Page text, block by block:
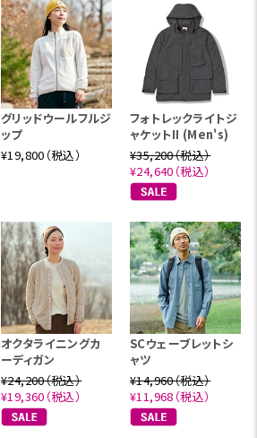
グリッドウールフルジ
ップ
¥19,800（税込）
フォトレックライトジ
ャケットII (Men's)
¥35,200（税込）
¥24,640（税込）
オクタライニングカ
ーディガン
¥24,200（税込）
¥19,360（税込）
SCウェーブレットシ
ャツ
¥14,960（税込）
¥11,968（税込）